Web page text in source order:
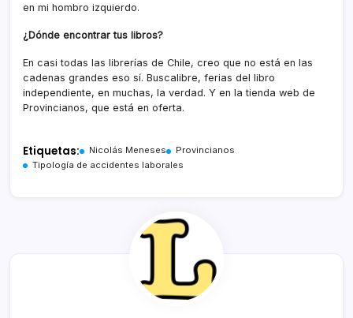
en mi hombro izquierdo.
¿Dónde encontrar tus libros?
En casi todas las librerías de Chile, creo que no está en las
cadenas grandes eso sí. Buscalibre, ferias del libro
independiente, en muchas, la verdad. Y en la tienda web de
Provincianos, que está en oferta.
Etiquetas: Nicolás Meneses
Provincianos
Tipología de accidentes laborales